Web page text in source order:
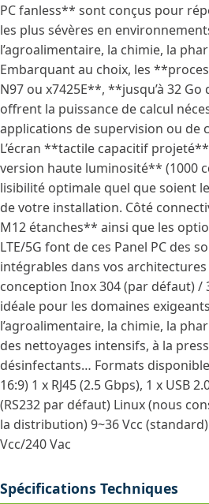
PC fanless** sont conçus pour
les plus sévères en
l’agroalimentaire, la chimie, la
Embarquant au choix, les
N97 ou x7425E**, **jusqu’à 32 Go
offrent la puissance de calcul
applications de supervision ou de
L’écran **tactile capacitif
version haute luminosité** (1000
lisibilité optimale quel que soient
de votre installation. Côté
M12 étanches** ainsi que les
LTE/5G font de ces Panel PC des
intégrables dans vos
conception Inox 304 (par défaut) /
idéale pour les domaines
l’agroalimentaire, la chimie, la
des nettoyages intensifs, à la
désinfectants… Formats disponibles
16:9) 1 x RJ45 (2.5 Gbps), 1 x USB
(RS232 par défaut) Linux (nous
la distribution) 9~36 Vcc
Vcc/240 Vac
Spécifications Techniques